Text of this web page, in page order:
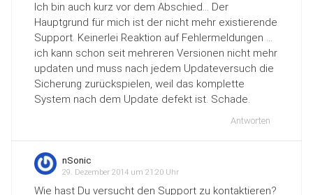
Ich bin auch kurz vor dem Abschied… Der
Hauptgrund für mich ist der nicht mehr existierende
Support. Keinerlei Reaktion auf Fehlermeldungen …
ich kann schon seit mehreren Versionen nicht mehr
updaten und muss nach jedem Updateversuch die
Sicherung zurückspielen, weil das komplette
System nach dem Update defekt ist. Schade.
Antworten
nSonic
29. Dezember 2014 um 21:20 Uhr
Wie hast Du versucht den Support zu kontaktieren?